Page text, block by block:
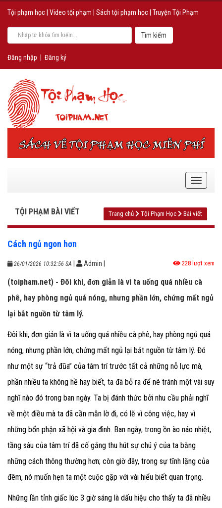
Tội phạm học Video tội phạm Sách tội phạm học Truyện Tội Phạm
Đăng nhập Đăng ký
TỘI PHẠM BÀI VIẾT Trang chủ Tội Phạm Học Bài viết
Cách ngủ ngon hơn
26/01/2026 10:32:56 SA Admin 228 lượt xem
(toipham.net) - Đôi khi, đơn giản là vì ta uống quá nhiều cà
phê, hay phòng ngủ quá nóng, nhưng phần lớn, chứng mất ngủ
lại bắt nguồn từ tâm lý.
Đôi khi, đơn giản là vì ta uống quá nhiều cà phê, hay phòng ngủ quá
nóng, nhưng phần lớn, chứng mất ngủ lại bắt nguồn từ tâm lý. Đó
như một sự “trả đũa” của tâm trí trước tất cả những nỗ lực mà,
phần nhiều ta không hề hay biết, ta đã bỏ ra để né tránh một vài suy
nghĩ nào đó trong ban ngày. Ta bị đánh thức bởi nhu cầu phải nghĩ
về một điều mà ta đã cần mẫn lờ đi, có lẽ vì công việc, hay vì
những bổn phận xã hội và gia đình. Ban ngày, trong ồn ào náo nhiệt,
tầng sâu của tâm trí đã cố gắng thu hút sự chú ý của ta bằng
những cách thông thường hơn; còn giờ đây, trong sự tĩnh lặng của
đêm, nó muốn hẹn ta một cuộc gặp với vài hiểu biết quan trọng.
Những lần tỉnh giấc lúc 3 giờ sáng là dấu hiệu cho thấy ta đã nhiều